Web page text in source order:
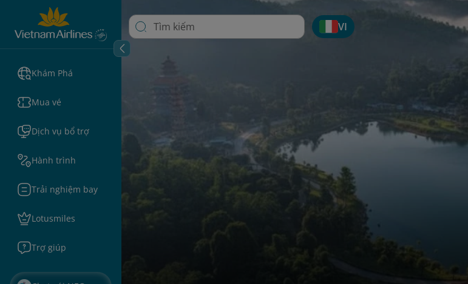
Khám Phá
Mua vé
Dịch vụ bổ trợ
Hành trình
Trải nghiệm bay
Lotusmiles
Trợ giúp
VI